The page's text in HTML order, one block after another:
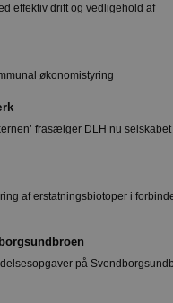
effektiv drift og vedligehold af
økonomistyring
frasælger DLH nu selskabet
af erstatningsbiotoper i
på